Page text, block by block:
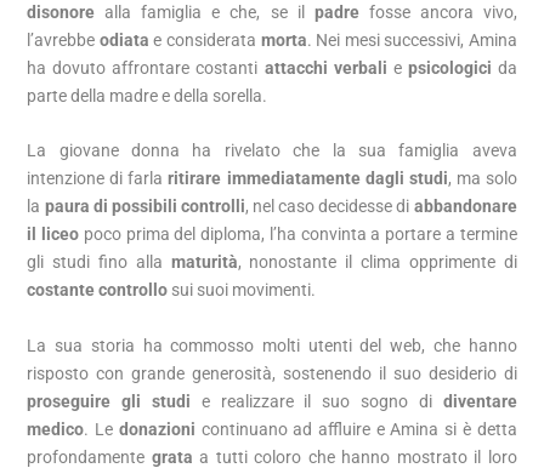
disonore alla famiglia e che, se il padrefosse ancora vivo,
l’avrebbe odiata e considerata morta. Nei mesi successivi, Amina
ha dovuto affrontare costanti attacchi verbali e psicologici da
parte della madre e della sorella.
La giovane donna ha rivelato che la sua famiglia aveva
intenzione di farlaritirare immediatamente dagli studi, ma solo
la paura di possibili controlli, nel caso decidesse di abbandonare
il liceo poco prima del diploma, l’ha convinta a portare a termine
gli studi fino alla maturità, nonostante il clima opprimente di
costante controllo sui suoi movimenti.
La sua storia ha commosso molti utenti del web, che hanno
risposto con grande generosità, sostenendo il suo desiderio di
proseguire gli studi e realizzare il suo sogno di diventare
medico. Le donazioni continuano ad affluire e Amina si è detta
profondamente grata a tutti coloro che hanno mostrato il loro